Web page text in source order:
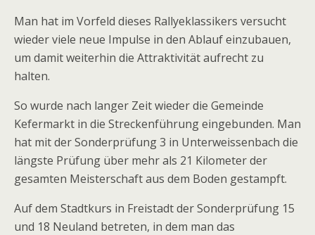
Man hat im Vorfeld dieses Rallyeklassikers versucht
wieder viele neue Impulse in den Ablauf einzubauen,
um damit weiterhin die Attraktivität aufrecht zu
halten.
So wurde nach langer Zeit wieder die Gemeinde
Kefermarkt in die Streckenführung eingebunden. Man
hat mit der Sonderprüfung 3 in Unterweissenbach die
längste Prüfung über mehr als 21 Kilometer der
gesamten Meisterschaft aus dem Boden gestampft.
Auf dem Stadtkurs in Freistadt der Sonderprüfung 15
und 18 Neuland betreten, in dem man das